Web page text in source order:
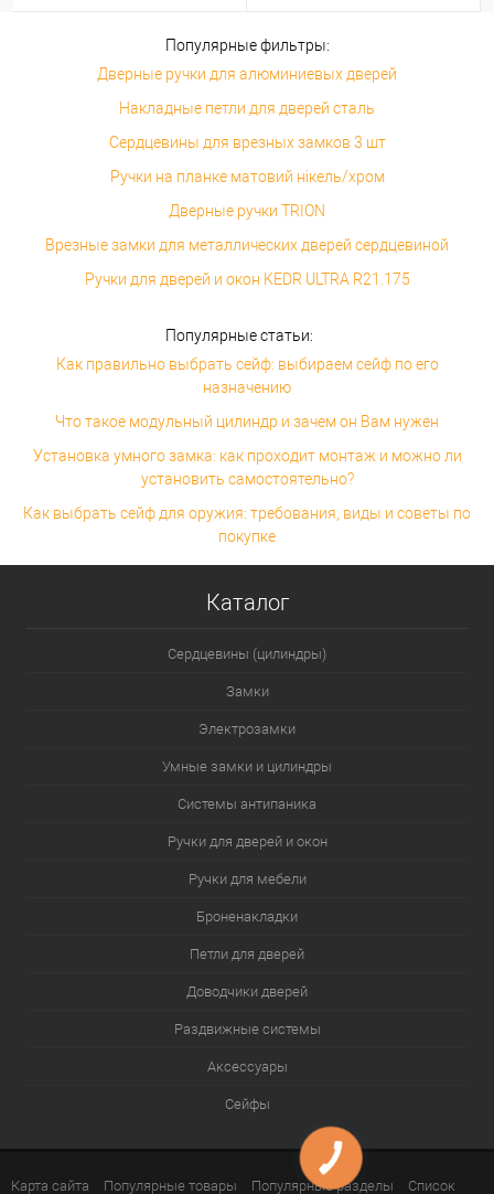
Популярные фильтры:
Дверные ручки для алюминиевых дверей
Накладные петли для дверей сталь
Сердцевины для врезных замков 3 шт
Ручки на планке матовий нікель/хром
Дверные ручки TRION
Врезные замки для металлических дверей сердцевиной
Ручки для дверей и окон KEDR ULTRA R21.175
Популярные статьи:
Как правильно выбрать сейф: выбираем сейф по его
назначению
Что такое модульный цилиндр и зачем он Вам нужен
Установка умного замка: как проходит монтаж и можно ли
установить самостоятельно?
Как выбрать сейф для оружия: требования, виды и советы по
покупке
Каталог
Сердцевины (цилиндры)
Замки
Электрозамки
Умные замки и цилиндры
Системы антипаника
Ручки для дверей и окон
Ручки для мебели
Броненакладки
Петли для дверей
Доводчики дверей
Раздвижные системы
Аксессуары
Сейфы
Карта сайта Популярные товары Популярные разделы Список